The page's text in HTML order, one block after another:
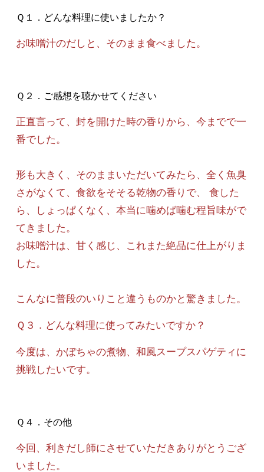
Ｑ１．どんな料理に使いましたか？
お味噌汁のだしと、そのまま食べました。
Ｑ２．ご感想を聴かせてください
正直言って、封を開けた時の香りから、今までで一
番でした。
形も大きく、そのままいただいてみたら、全く魚臭
さがなくて、食欲をそそる乾物の香りで、 食した
ら、しょっぱくなく、本当に噛めば噛む程旨味がで
てきました。
お味噌汁は、甘く感じ、これまた絶品に仕上がりま
した。
こんなに普段のいりこと違うものかと驚きました。
Ｑ３．どんな料理に使ってみたいですか？
今度は、かぼちゃの煮物、和風スープスパゲティに
挑戦したいです。
Ｑ４．その他
今回、利きだし師にさせていただきありがとうござ
いました。